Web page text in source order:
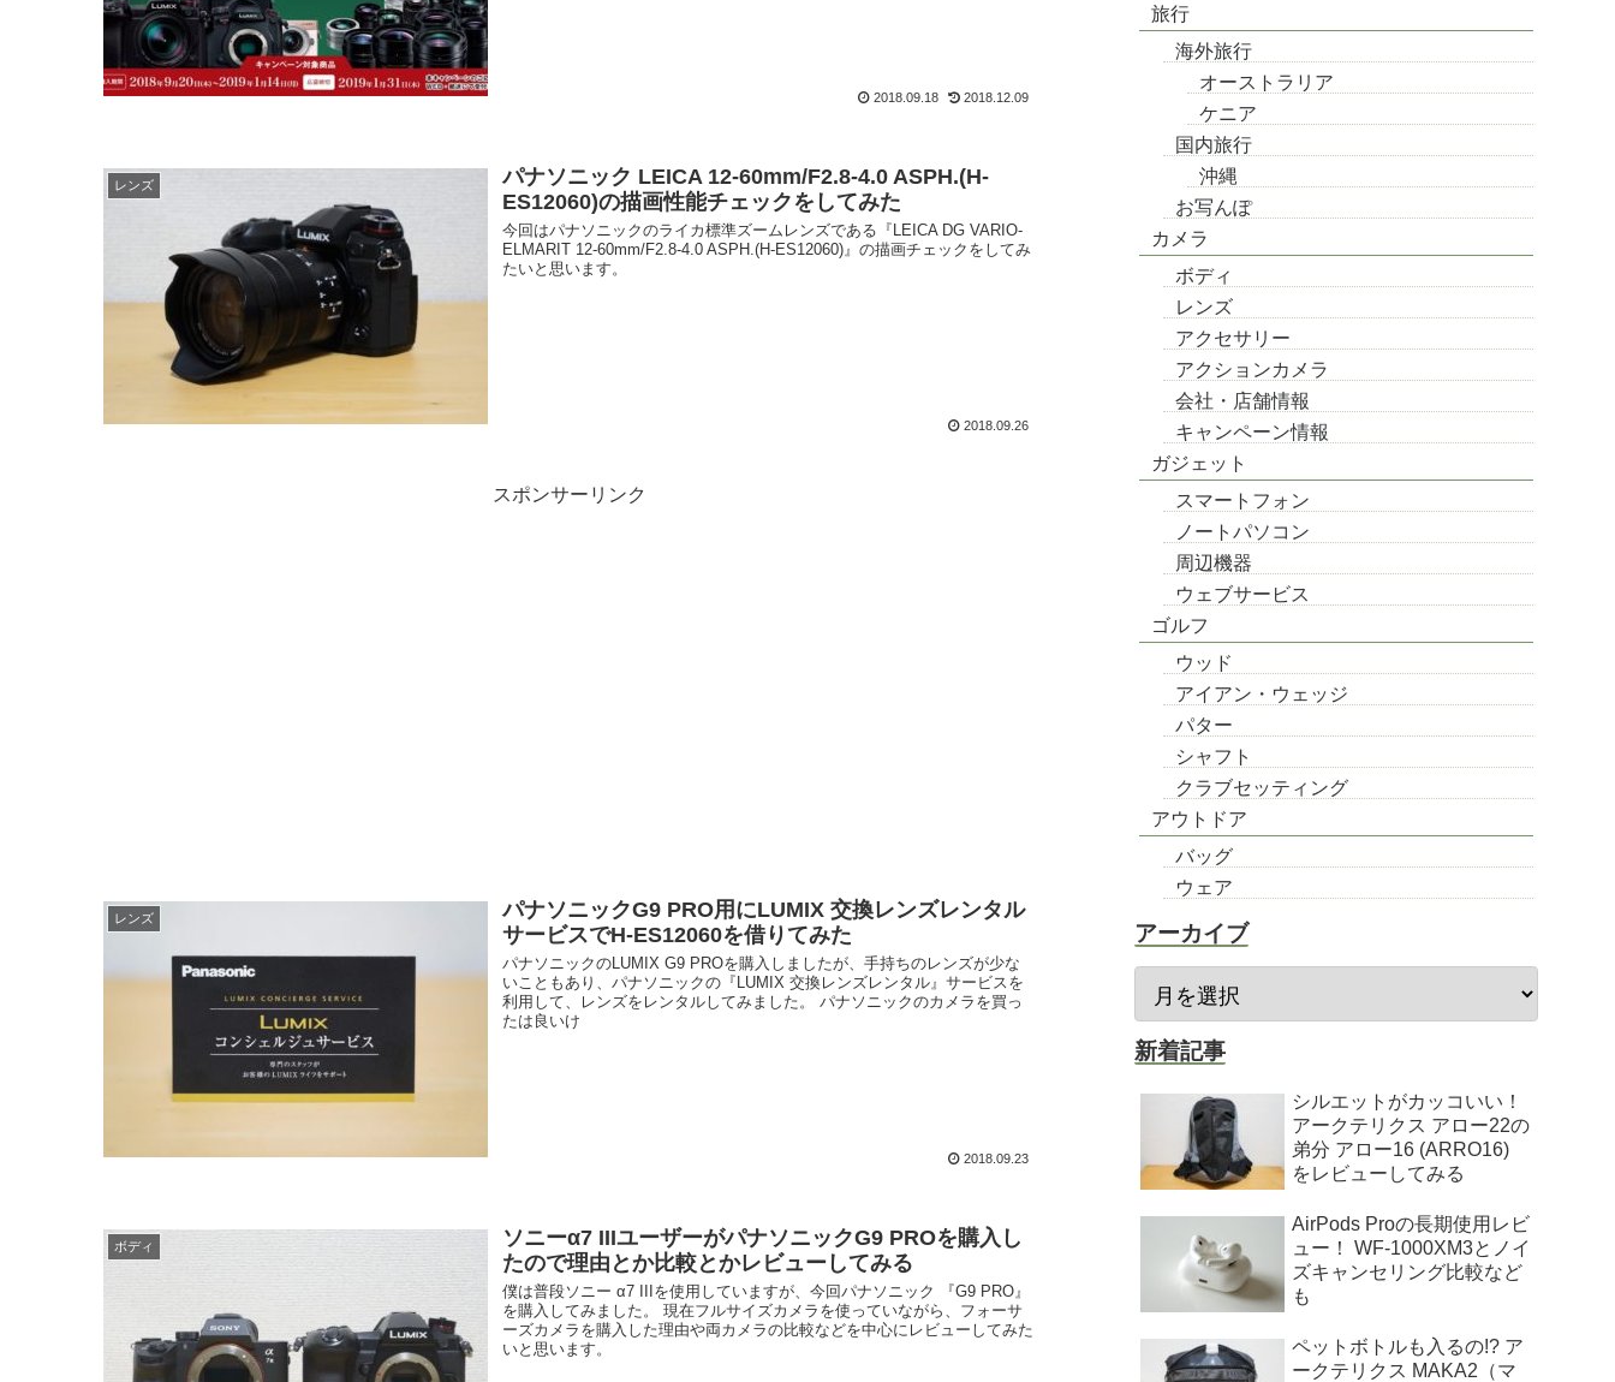
2018.09.18 2018.12.09
レンズ
パナソニック LEICA 12-60mm/F2.8-4.0 ASPH.(H-
ES12060)の描画性能チェックをしてみた
今回はパナソニックのライカ標準ズームレンズである『LEICA DG VARIO-
ELMARIT 12-60mm/F2.8-4.0 ASPH.(H-ES12060)』の描画チェックをしてみ
たいと思います。
2018.09.26
スポンサーリンク
レンズ
パナソニックG9 PRO用にLUMIX 交換レンズレンタル
サービスでH-ES12060を借りてみた
パナソニックのLUMIX G9 PROを購入しましたが、手持ちのレンズが少な
いこともあり、パナソニックの『LUMIX 交換レンズレンタル』サービスを
利用して、レンズをレンタルしてみました。 パナソニックのカメラを買っ
たは良いけ
2018.09.23
ボディ
ソニーα7 IIIユーザーがパナソニックG9 PROを購入し
たので理由とか比較とかレビューしてみる
僕は普段ソニー α7 IIIを使用していますが、今回パナソニック 『G9 PRO』
を購入してみました。 現在フルサイズカメラを使っていながら、フォーサ
ーズカメラを購入した理由や両カメラの比較などを中心にレビューしてみた
いと思います。
旅行
海外旅行
オーストラリア
ケニア
国内旅行
沖縄
お写んぽ
カメラ
ボディ
レンズ
アクセサリー
アクションカメラ
会社・店舗情報
キャンペーン情報
ガジェット
スマートフォン
ノートパソコン
周辺機器
ウェブサービス
ゴルフ
ウッド
アイアン・ウェッジ
パター
シャフト
クラブセッティング
アウトドア
バッグ
ウェア
アーカイブ
新着記事
シルエットがカッコいい！
アークテリクス アロー22の
弟分 アロー16 (ARRO16)
をレビューしてみる
AirPods Proの長期使用レビ
ュー！ WF-1000XM3とノイ
ズキャンセリング比較など
も
ペットボトルも入るの!? ア
ークテリクス MAKA2（マ